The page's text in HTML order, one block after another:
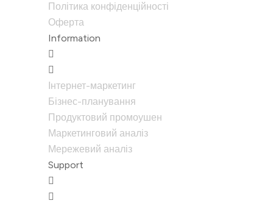
Політика конфіденційності
Оферта
Information
Інтернет-маркетинг
Бізнес-планування
Продуктовий промоушен
Маркетинговий аналіз
Мережевий аналіз
Support